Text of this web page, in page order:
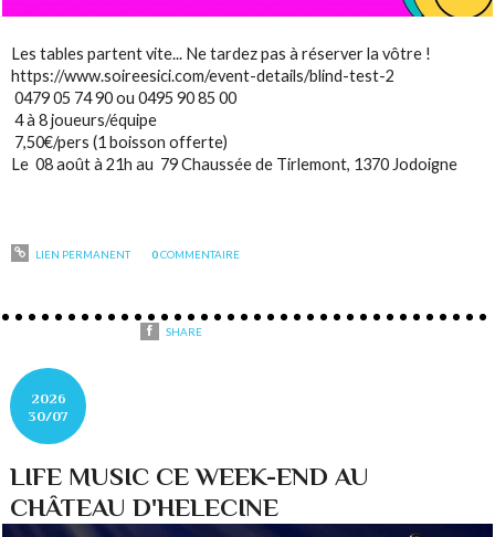
Les tables partent vite... Ne tardez pas à réserver la vôtre !
https://www.soireesici.com/event-details/blind-test-2
0479 05 74 90 ou 0495 90 85 00
4 à 8 joueurs/équipe
7,50€/pers (1 boisson offerte)
Le 08 août à 21h au 79 Chaussée de Tirlemont, 1370 Jodoigne
LIEN PERMANENT 0COMMENTAIRE
SHARE
2026
30/07
LIFE MUSIC CE WEEK-END AU
CHÂTEAU D'HELECINE